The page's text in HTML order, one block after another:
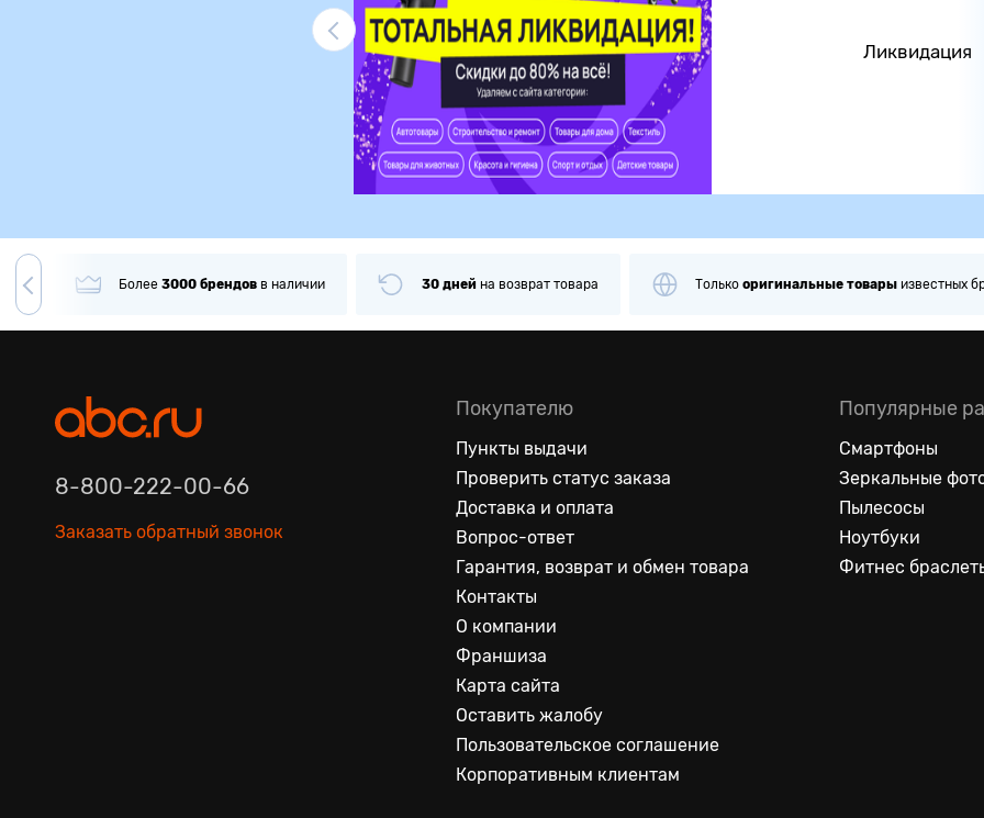
Ликвидация
Более 3000 брендов в наличии 30 дней на возврат товара Только оригинальные товары известных
8-800-222-00-66
Заказать обратный звонок
Покупателю
Пункты выдачи
Проверить статус заказа
Доставка и оплата
Вопрос-ответ
Гарантия, возврат и обмен товара
Контакты
О компании
Франшиза
Карта сайта
Оставить жалобу
Пользовательское соглашение
Корпоративным клиентам
Популярные
Смартфоны
Зеркальные
Пылесосы
Ноутбуки
Фитнес